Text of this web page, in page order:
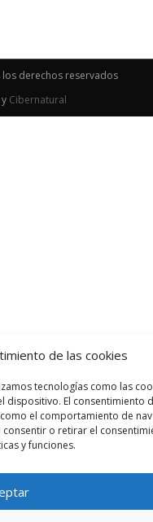
de las cookies
tecnologías como las
dispositivo. El consentimiento
el comportamiento de
o retirar el
y funciones.
derechos reservados
y Cibernatural